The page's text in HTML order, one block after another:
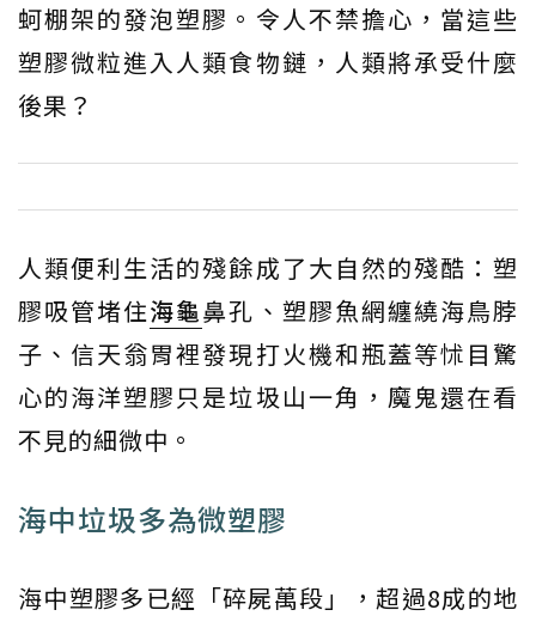
蚵棚架的發泡塑膠。令人不禁擔心，當這些
塑膠微粒進入人類食物鏈，人類將承受什麼
後果？
人類便利生活的殘餘成了大自然的殘酷：塑
膠吸管堵住海龜鼻孔、塑膠魚網纏繞海鳥脖
子、信天翁胃裡發現打火機和瓶蓋等怵目驚
心的海洋塑膠只是垃圾山一角，魔鬼還在看
不見的細微中。
海中垃圾多為微塑膠
海中塑膠多已經「碎屍萬段」，超過8成的地